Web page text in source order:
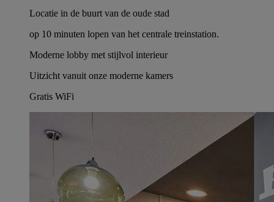
Locatie in de buurt van de oude stad
op 10 minuten lopen van het centrale treinstation.
Moderne lobby met stijlvol interieur
Uitzicht vanuit onze moderne kamers
Gratis WiFi